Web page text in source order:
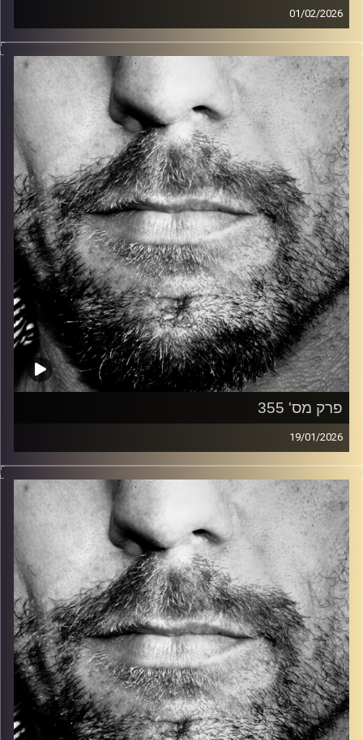
01/02/2026
זיפים, מוזיקה מחוספסת של הופעות חיות. הרבה ג'אם, רוק,
בלוז, bluegrass, ג'אז, Fאנק, פרוגרסיב ואפילו אלקטרוניקה.
כל מה שחי, אמיתי ונושם.
עם שמוליק רגב.
קרדיט תמונות: David Goehring
פרק מס' 355
19/01/2026
זיפים, מוזיקה מחוספסת של הופעות חיות. הרבה ג'אם, רוק,
בלוז, bluegrass, ג'אז, Fאנק, פרוגרסיב ואפילו אלקטרוניקה.
כל מה שחי, אמיתי ונושם.
עם שמוליק רגב.
קרדיט תמונות: David Goehring